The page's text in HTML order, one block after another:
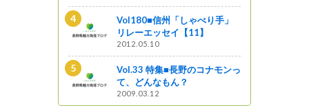
Vol180■信州「しゃべり手」
リレーエッセイ【11】
2012.05.10
Vol.33 特集■長野のコナモンっ
て、どんなもん？
2009.03.12